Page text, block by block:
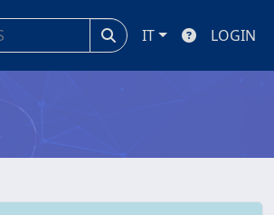
IT LOGIN